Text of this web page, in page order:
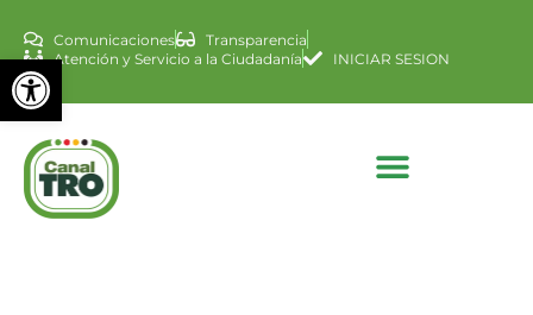
Abrir barra de
Comunicaciones
Transparencia
Atención y Servicio a la Ciudadanía
INICIAR SESION